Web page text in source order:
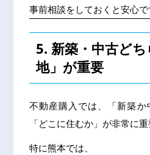
事前相談をしておくと安心で
5. 新築・中古ど
地」が重要
不動産購入では、「新築か
「どこに住むか」が非常に重
特に熊本では、